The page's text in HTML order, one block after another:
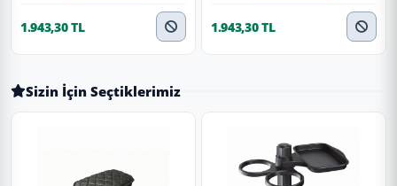
1.943,30 TL 1.943,30 TL
Sizin İçin Seçtiklerimiz